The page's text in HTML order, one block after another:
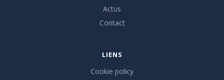
Actus
Contact
LIENS
Cookie policy